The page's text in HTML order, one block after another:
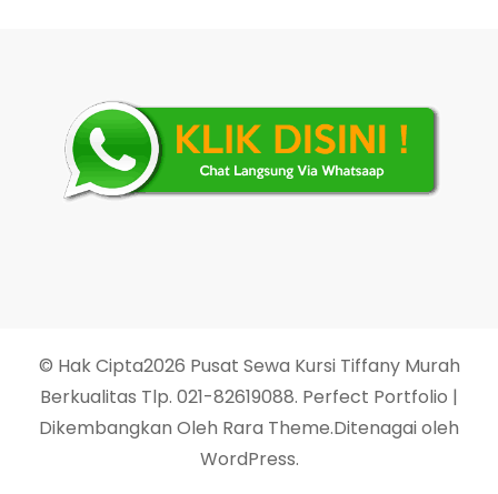
© Hak Cipta2026 Pusat Sewa Kursi Tiffany Murah
Berkualitas Tlp. 021-82619088. Perfect Portfolio |
Dikembangkan Oleh Rara Theme.Ditenagai oleh
WordPress.